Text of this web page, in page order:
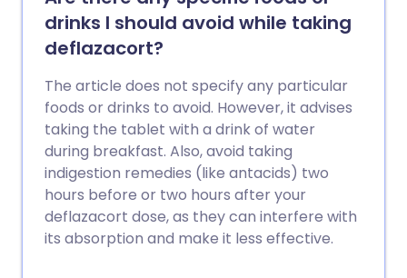
drinks I should avoid while taking
deflazacort?
The article does not specify any particular
foods or drinks to avoid. However, it advises
taking the tablet with a drink of water
during breakfast. Also, avoid taking
indigestion remedies (like antacids) two
hours before or two hours after your
deflazacort dose, as they can interfere with
its absorption and make it less effective.